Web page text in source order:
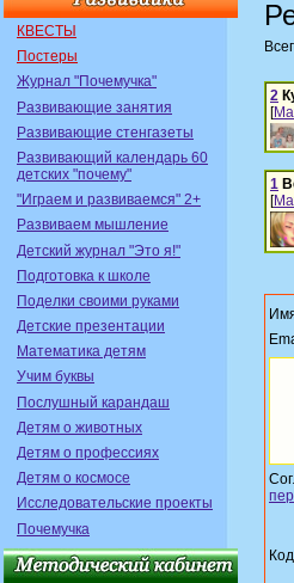
КВЕСТЫ
Постеры
Журнал "Почемучка"
Развивающие занятия
Развивающие стенгазеты
Развивающий календарь 60
детских "почему"
"Играем и развиваемся" 2+
Развиваем мышление
Детский журнал "Это я!"
Подготовка к школе
Поделки своими руками
Детские презентации
Математика детям
Учим буквы
Послушный карандаш
Детям о животных
Детям о профессиях
Детям о космосе
Исследовательские проекты
Почемучка
2
[
1
[